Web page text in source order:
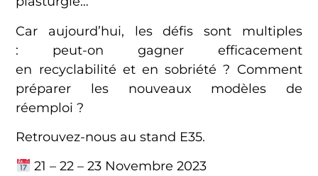
Car aujourd’hui, les défis sont multiples
: peut-on gagner efficacement
en recyclabilité et en sobriété ? Comment
préparer les nouveaux modèles de
réemploi ?
Retrouvez-nous au stand E35.
21 – 22 – 23 Novembre 2023